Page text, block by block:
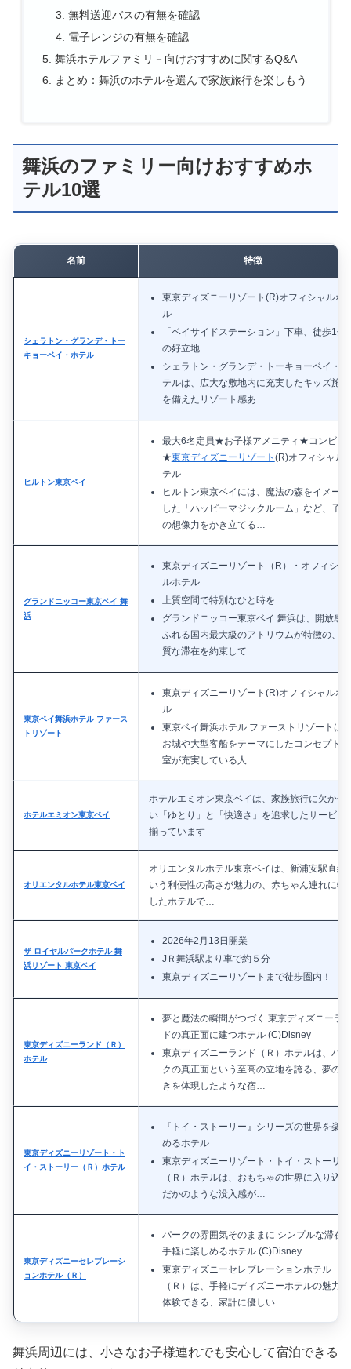
無料送迎バスの有無を確認
電子レンジの有無を確認
舞浜ホテルファミリ－向けおすすめに関するQ&A
まとめ：舞浜のホテルを選んで家族旅行を楽しもう
舞浜のファミリー向けおすすめホ
テル10選
名前 特徴
シェラトン・グランデ・トー
キョーベイ・ホテル
東京ディズニーリゾート(R)オフィシャルホ
ル
「ベイサイドステーション」下車、徒歩1分
の好立地
シェラトン・グランデ・トーキョーベイ・ホ
テルは、広大な敷地内に充実したキッズ施設
を備えたリゾート感あ…
ヒルトン東京ベイ
最大6名定員★お子様アメニティ★コンビニ
★東京ディズニーリゾート (R)オフィシャル
テル
ヒルトン東京ベイには、魔法の森をイメージ
した「ハッピーマジックルーム」など、子供
の想像力をかき立てる…
グランドニッコー東京ベイ 舞
浜
東京ディズニーリゾート（R）・オフィシャ
ルホテル
上質空間で特別なひと時を
グランドニッコー東京ベイ 舞浜は、開放感
ふれる国内最大級のアトリウムが特徴の、上
質な滞在を約束して…
東京ベイ舞浜ホテル ファース
トリゾート
東京ディズニーリゾート(R)オフィシャルホ
ル
東京ベイ舞浜ホテル ファーストリゾートは
お城や大型客船をテーマにしたコンセプト客
室が充実している人…
ホテルエミオン東京ベイ
ホテルエミオン東京ベイは、家族旅行に欠かせ
い「ゆとり」と「快適さ」を追求したサービス
揃っています
オリエンタルホテル東京ベイ
オリエンタルホテル東京ベイは、新浦安駅直結
いう利便性の高さが魅力の、赤ちゃん連れに特
したホテルで…
ザ ロイヤルパークホテル 舞
浜リゾート 東京ベイ
2026年2月13日開業
JＲ舞浜駅より車で約５分
東京ディズニーリゾートまで徒歩圏内！
東京ディズニーランド（Ｒ）
ホテル
夢と魔法の瞬間がつづく 東京ディズニーラ
ドの真正面に建つホテル (C)Disney
東京ディズニーランド（Ｒ）ホテルは、パー
クの真正面という至高の立地を誇る、夢の続
きを体現したような宿…
東京ディズニーリゾート・ト
イ・ストーリー（Ｒ）ホテル
『トイ・ストーリー』シリーズの世界を楽し
めるホテル
東京ディズニーリゾート・トイ・ストーリー
（Ｒ）ホテルは、おもちゃの世界に入り込ん
だかのような没入感が…
東京ディズニーセレブレーシ
ョンホテル（Ｒ）
パークの雰囲気そのままに シンプルな滞在
手軽に楽しめるホテル (C)Disney
東京ディズニーセレブレーションホテル
（Ｒ）は、手軽にディズニーホテルの魅力を
体験できる、家計に優しい…
舞浜周辺には、小さなお子様連れでも安心して宿泊できる